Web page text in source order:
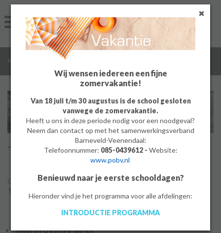
Wij wensen iedereen een fijne
zomervakantie!
Van 18 juli t/m 30 augustus is de school gesloten
vanwege de zomervakantie.
Heeft u ons in deze periode nodig voor een noodgeval?
Neem dan contact op met het samenwerkingsverband
Barneveld-Veenendaal:
Telefoonnummer: 085-0439612 - Website:
www.pobv.nl
Benieuwd naar je eerste schooldagen?
Hieronder vind je het programma voor alle afdelingen:
INTRODUCTIE PROGRAMMA
Algemeen
Groep 8
PrO
Algemeen Technolab
Thema's
Op dit moment zijn de volgende thema's beschikbaar binnen het
Technolab van De Meerwaarde:
Neuron creative lab kit